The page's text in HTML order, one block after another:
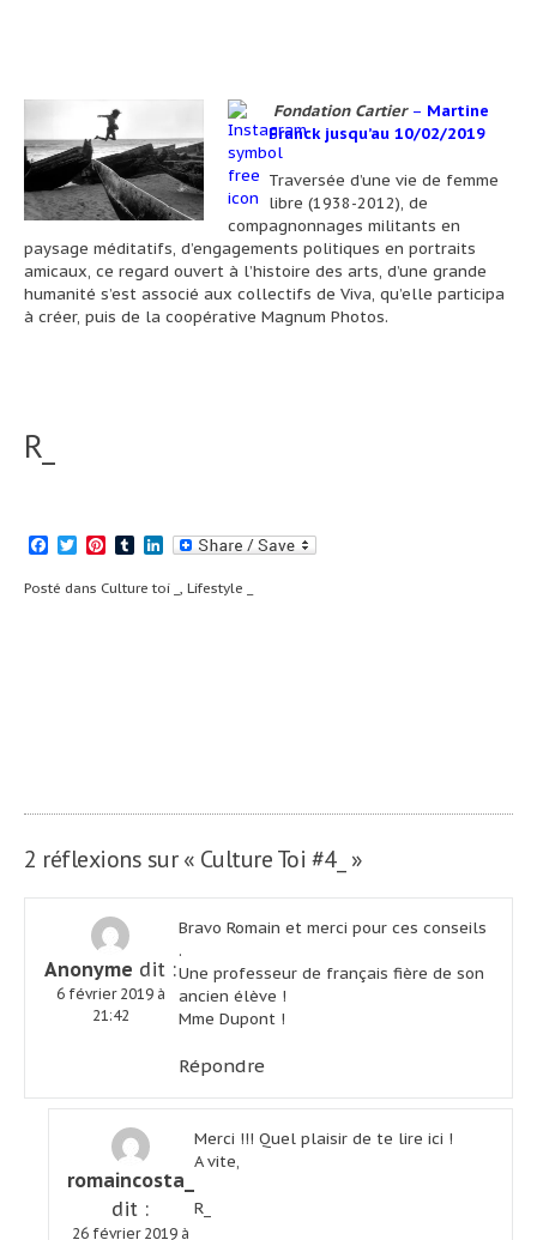
Fondation Cartier – Martine
Franck jusqu’au 10/02/2019
Traversée d’une vie de femme
libre (1938-2012), de
compagnonnages militants en
paysage méditatifs, d’engagements politiques en portraits
amicaux, ce regard ouvert à l’histoire des arts, d’une grande
humanité s’est associé aux collectifs de Viva, qu’elle participa
à créer, puis de la coopérative Magnum Photos.
R_
Facebook
TwitterPinterest
TumblrLinkedIn
Posté dans Culture toi _ Lifestyle _
2 réflexions sur « Culture Toi #4_ »
Anonyme dit :
6 février 2019 à
21:42
Bravo Romain et merci pour ces conseils
.
Une professeur de français fière de son
ancien élève !
Mme Dupont !
Répondre
romaincosta_
dit :
26 février 2019 à
Merci !!! Quel plaisir de te lire ici !
A vite,
R_